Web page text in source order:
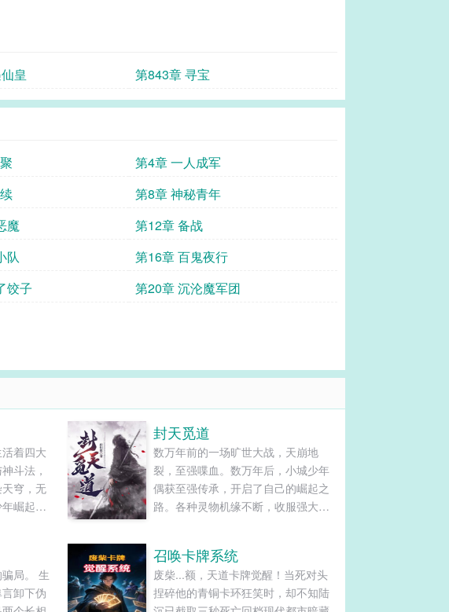
皇 第843章 寻宝
第4章 一人成军
第8章 神秘青年
魔
第12章 备战
队
第16章 百鬼夜行
饺子 第20章 沉沦魔军团
着四大
斗法，
穹，无
崛起于
尽世间
！......
封天觅道
数万年前的一场旷世大战，天崩地
裂，至强喋血。数万年后，小城少年
偶获至强传承，开启了自己的崛起之
路。各种灵物机缘不断，收服强大圣
局。 生
卸下伪
召唤卡牌系统
废柴...额，天道卡牌觉醒！当死对头
捏碎他的青铜卡环狂笑时，却不知陆